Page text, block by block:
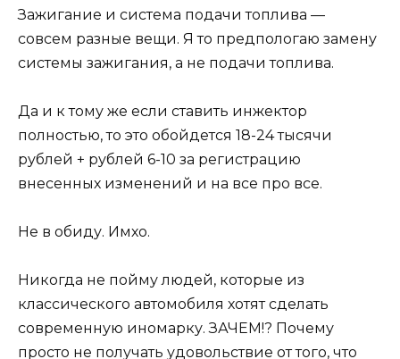
Зажигание и система подачи топлива —
совсем разные вещи. Я то предпологаю замену
системы зажигания, а не подачи топлива.
Да и к тому же если ставить инжектор
полностью, то это обойдется 18-24 тысячи
рублей + рублей 6-10 за регистрацию
внесенных изменений и на все про все.
Не в обиду. Имхо.
Никогда не пойму людей, которые из
классического автомобиля хотят сделать
современную иномарку. ЗАЧЕМ!? Почему
просто не получать удовольствие от того, что